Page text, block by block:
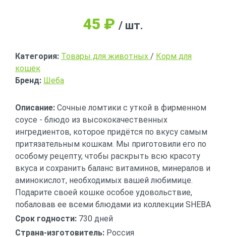
45 ₽ / шт.
Категория: Товары для животных / Корм для
кошек
Бренд: Шеба
Описание: Сочные ломтики с уткой в фирменном
соусе - блюдо из высококачественных
ингредиентов, которое придётся по вкусу самым
притязательным кошкам. Мы приготовили его по
особому рецепту, чтобы раскрыть всю красоту
вкуса и сохранить баланс витаминов, минералов и
аминокислот, необходимых вашей любимице.
Подарите своей кошке особое удовольствие,
побаловав ее всеми блюдами из коллекции SHEBA
Срок годности: 730 дней
Страна-изготовитель: Россия